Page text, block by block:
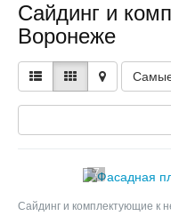
Сайдинг и
Воронеже
7
Сайдинг и комплектующие к